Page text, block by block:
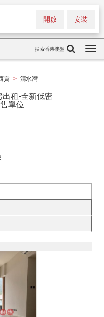
安裝
開啟
搜索香港樓盤
貢 > 清水灣
出租-全新低密
單位